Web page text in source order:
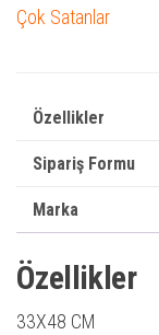
Çok Satanlar
Özellikler
Sipariş Formu
Marka
Özellikler
33X48 CM